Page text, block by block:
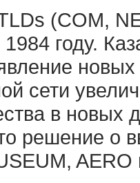
(COM,
году.
сети
в новых
решение о
AERO